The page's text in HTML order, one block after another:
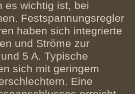
es wichtig ist, bei
Festspannungsregler
haben sich integrierte
und Ströme zur
5 A. Typische
sich mit geringem
Eine